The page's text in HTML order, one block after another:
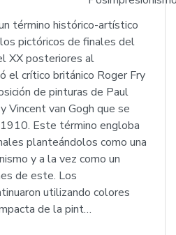
término histórico-artístico
pictóricos de finales del
XX posteriores al
el crítico británico Roger Fry
de pinturas de Paul
Vincent van Gogh que se
Este término engloba
planteándolos como una
y a la vez como un
de este. Los
utilizando colores
de la pint…